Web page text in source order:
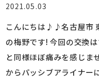
2021.05.03
こんにちは♪♪名古屋市
の梅野です! 今回の交換
と同様ほぼ痛みを感じま
からパッシブアライナー